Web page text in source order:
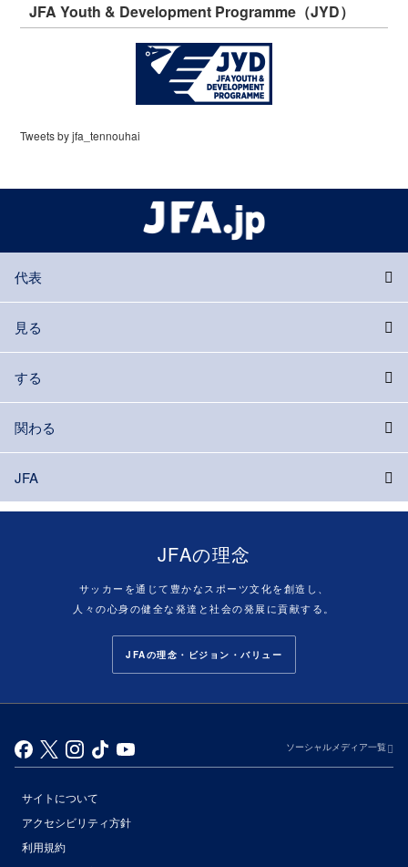
JFA Youth & Development Programme（JYD）
Tweets by jfa_tennouhai
代表
見る
する
関わる
JFA
JFAの理念
サッカーを通じて豊かなスポーツ文化を創造し、
人々の心身の健全な発達と社会の発展に貢献する。
JFAの理念・ビジョン・バリュー
ソーシャルメディア一覧
サイトについて
アクセシビリティ方針
利用規約